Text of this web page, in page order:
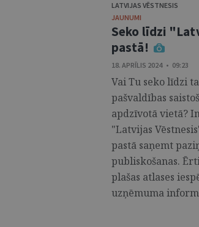
LATVIJAS VĒSTNESIS
JAUNUMI
Seko līdzi
pastā!
18. APRĪLIS 2024 • 09:23
Vai Tu seko līdzi
pašvaldības
apdzīvotā vietā?
"Latvijas
pastā saņemt
publiskošanas.
plašas atlases
uzņēmuma